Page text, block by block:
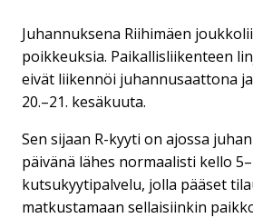
Juhannuksena Riihimäen
poikkeuksia. Paikallisliikenteen
eivät liikennöi juhannusaattona
20.–21. kesäkuuta.
Sen sijaan R-kyyti on ajossa
päivänä lähes normaalisti kello
kutsukyytipalvelu, jolla pääset
matkustamaan sellaisiinkin